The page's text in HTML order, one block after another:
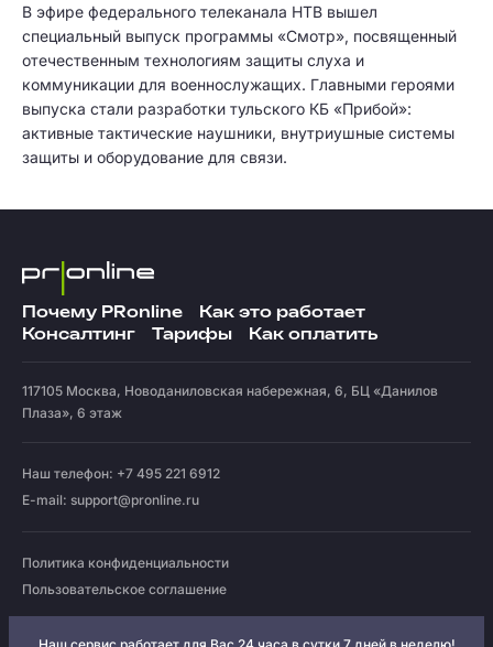
В эфире федерального телеканала НТВ вышел
специальный выпуск программы «Смотр», посвященный
отечественным технологиям защиты слуха и
коммуникации для военнослужащих. Главными героями
выпуска стали разработки тульского КБ «Прибой»:
активные тактические наушники, внутриушные системы
защиты и оборудование для связи.
Почему PRonline
Как это работает
Консалтинг
Тарифы Как оплатить
117105 Москва, Новоданиловская набережная, 6, БЦ «Данилов
Плаза», 6 этаж
Наш телефон: +7 495 221 6912
E-mail: support@pronline.ru
Политика конфиденциальности
Пользовательское соглашение